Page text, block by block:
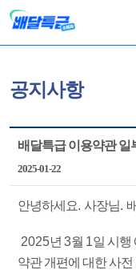
공지사항
배달특급 이용약관 일
2025-01-22
안녕하세요. 사장님.
2025년 3월 1일 시행
약관 개편에 대한 사전